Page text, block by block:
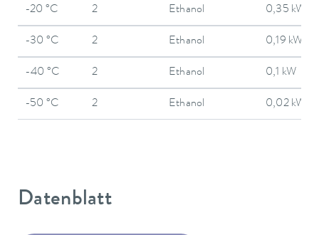
-20 °C 2 Ethanol 0,35 kW
-30 °C 2 Ethanol 0,19 kW
-40 °C 2 Ethanol 0,1 kW
-50 °C 2 Ethanol 0,02 kW
Datenblatt